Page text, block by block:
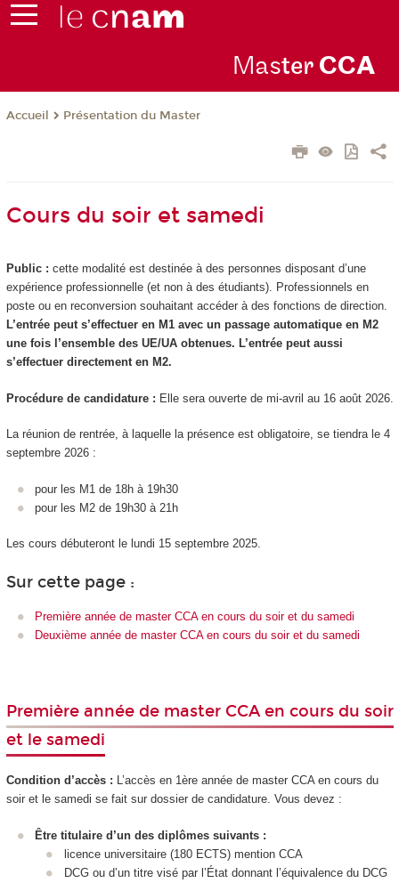
Master CCA
Accueil Présentation du Master
Cours du soir et samedi
Public : cette modalité est destinée à des personnes disposant d’une
expérience professionnelle (et non à des étudiants). Professionnels en
poste ou en reconversion souhaitant accéder à des fonctions de direction.
L’entrée peut s’effectuer en M1 avec un passage automatique en M2
une fois l’ensemble des UE/UA obtenues. L’entrée peut aussi
s’effectuer directement en M2.
Procédure de candidature : Elle sera ouverte de mi-avril au 16 août 2026.
La réunion de rentrée, à laquelle la présence est obligatoire, se tiendra le 4
septembre 2026 :
pour les M1 de 18h à 19h30
pour les M2 de 19h30 à 21h
Les cours débuteront le lundi 15 septembre 2025.
Sur cette page :
Première année de master CCA en cours du soir et du samedi
Deuxième année de master CCA en cours du soir et du samedi
Première année de master CCA en cours du soir
et le samedi
Condition d’accès : L’accès en 1ère année de master CCA en cours du
soir et le samedi se fait sur dossier de candidature. Vous devez :
Être titulaire d’un des diplômes suivants :
licence universitaire (180 ECTS) mention CCA
DCG ou d’un titre visé par l’État donnant l’équivalence du DCG